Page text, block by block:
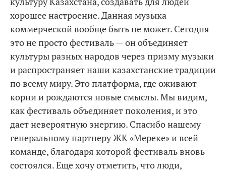
хорошее настроение. Данная музыка
коммерческой вообще быть не может. Сегодня
это не просто фестиваль — он объединяет
культуры разных народов через призму музыки
и распространяет наши казахстанские традиции
по всему миру. Это платформа, где оживают
корни и рождаются новые смыслы. Мы видим,
как фестиваль объединяет поколения, и это
дает невероятную энергию. Спасибо нашему
генеральному партнеру ЖК «Мереке» и всей
команде, благодаря которой фестиваль вновь
состоялся. Еще хочу отметить, что люди,